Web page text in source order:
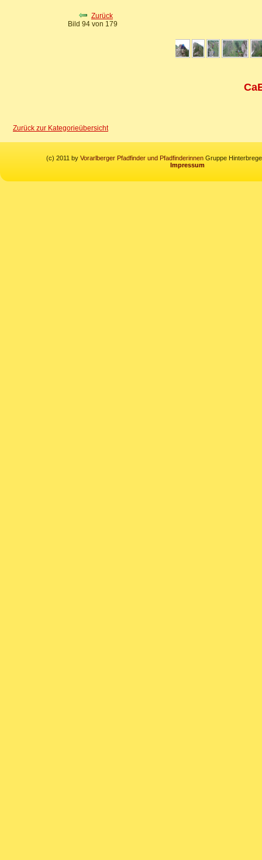
Zurück
Bild 94 von 179
Zurück zur Kategorieübersicht
(c) 2011 by Vorarlberger Pfadfinder und PfadfinderinnenGruppe
Impressum